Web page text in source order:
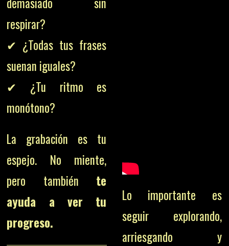
respirar?
✔ ¿Todas tus frases
suenan iguales?
✔ ¿Tu ritmo es
monótono?
La grabación es tu
espejo. No miente,
pero también te
ayuda a ver tu
progreso.
Lo importante es
seguir explorando,
arriesgando y